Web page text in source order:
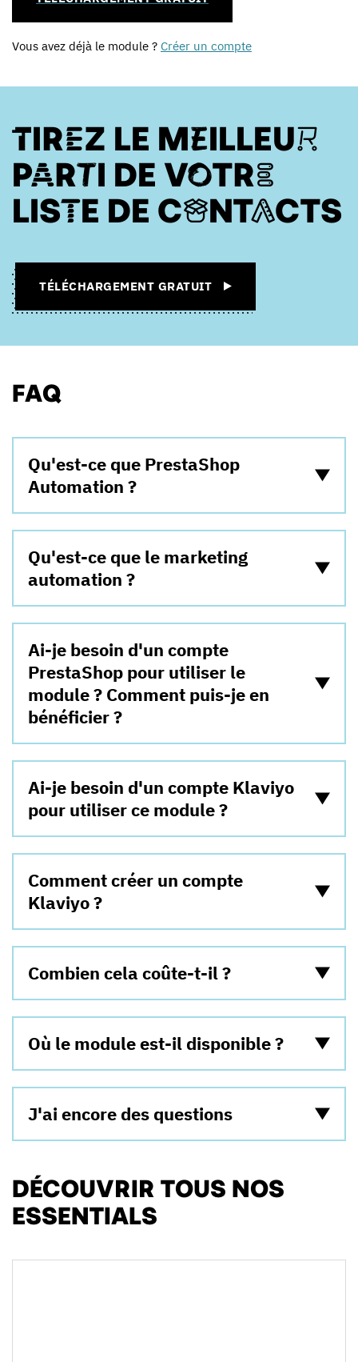
Vous avez déjà le module ? Créer un compte
TIREZ LE MEILLEUR
PARTI DE VOTRE
LISTE DE CONTACTS
TÉLÉCHARGEMENT GRATUIT
FAQ
Qu'est-ce que PrestaShop
Automation ?
Qu'est-ce que le marketing
automation ?
Ai-je besoin d'un compte
PrestaShop pour utiliser le
module ? Comment puis-je en
bénéficier ?
Ai-je besoin d'un compte Klaviyo
pour utiliser ce module ?
Comment créer un compte
Klaviyo ?
Combien cela coûte-t-il ?
Où le module est-il disponible ?
J'ai encore des questions
DÉCOUVRIR TOUS NOS
ESSENTIALS